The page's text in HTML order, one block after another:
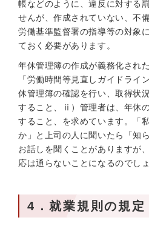
帳などのように、違反に対する
せんが、作成されていない、不
労働基準監督署の指導等の対象
ておく必要があります。
年休管理簿の作成が義務化され
「労働時間等見直しガイドラ
休管理簿の確認を行い、取得状
すること、ⅱ）管理者は、年休
すること、を求めています。「
か」と上司の人に聞いたら「知
お話しを聞くことがありますが
応は通らないことになるのでしょ
4．就業規則の規定